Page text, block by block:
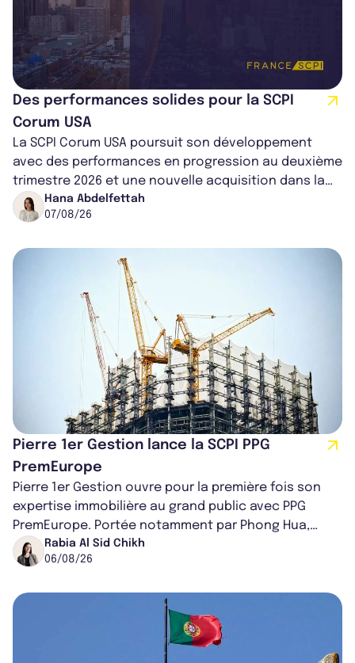
Des performances solides pour la SCPI
Corum USA
La SCPI Corum USA poursuit son développement
avec des performances en progression au deuxième
trimestre 2026 et une nouvelle acquisition dans la
région de Chicago. Entre hausse de...
Hana Abdelfettah
07/08/26
Pierre 1er Gestion lance la SCPI PPG
PremEurope
Pierre 1er Gestion ouvre pour la première fois son
expertise immobilière au grand public avec PPG
PremEurope. Portée notamment par Phong Hua,
ancien directeur des investissements d...
Rabia Al Sid Chikh
06/08/26